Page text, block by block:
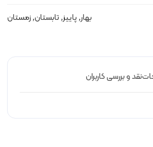
بهار, پاییز, تابستان, زمستان
نقد و بررسی کاربران